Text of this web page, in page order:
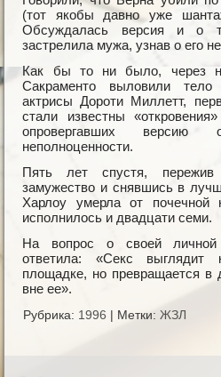
(тот якобы давно уже
Обсуждалась версия и о
застрелила мужа, узнав о его
Как бы то ни было, через
Сакраменто выловили
актрисы Дороти Миллетт,
стали известны
опровергавших версию
неполноценности.
Пять лет спустя,
замужество и снявшись в
Харлоу умерла от почечной
исполнилось и двадцати семи.
На вопрос о своей личной
ответила: «Секс выглядит
площадке, но превращается в
вне ее».
Рубрика: 1996 | Метки: ЖЗЛ